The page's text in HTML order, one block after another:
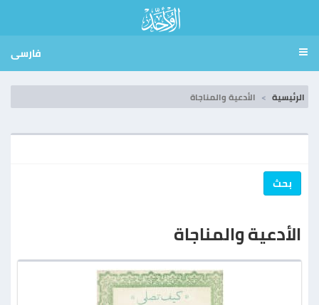
فارسی
الرئيسية الأدعية والمناجاة
بحث
الأدعية والمناجاة